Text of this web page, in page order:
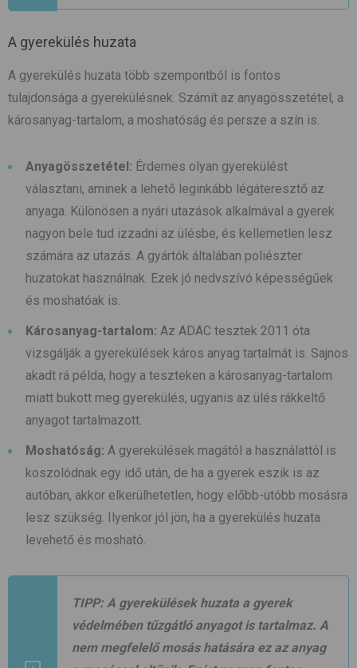
A gyerekülés huzata
A gyerekülés huzata több szempontból is fontos
tulajdonsága a gyerekülésnek. Számít az anyagösszetétel, a
károsanyag-tartalom, a moshatóság és persze a szín is.
Anyagösszetétel: Érdemes olyan gyerekülést
választani, aminek a lehető leginkább légáteresztő az
anyaga. Különösen a nyári utazások alkalmával a gyerek
nagyon bele tud izzadni az ülésbe, és kellemetlen lesz
számára az utazás. A gyártók általában poliészter
huzatokat használnak. Ezek jó nedvszívó képességűek
és moshatóak is.
Károsanyag-tartalom: Az ADAC tesztek 2011 óta
vizsgálják a gyerekülések káros anyag tartalmát is. Sajnos
akadt rá példa, hogy a teszteken a károsanyag-tartalom
miatt bukott meg gyerekülés, ugyanis az ülés rákkeltő
anyagot tartalmazott.
Moshatóság: A gyerekülések magától a használattól is
koszolódnak egy idő után, de ha a gyerek eszik is az
autóban, akkor elkerülhetetlen, hogy előbb-utóbb mosásra
lesz szükség. Ilyenkor jól jön, ha a gyerekülés huzata
levehető és mosható.
TIPP: A gyerekülések huzata a gyerek
védelmében tűzgátló anyagot is tartalmaz. A
nem megfelelő mosás hatására ez az anyag